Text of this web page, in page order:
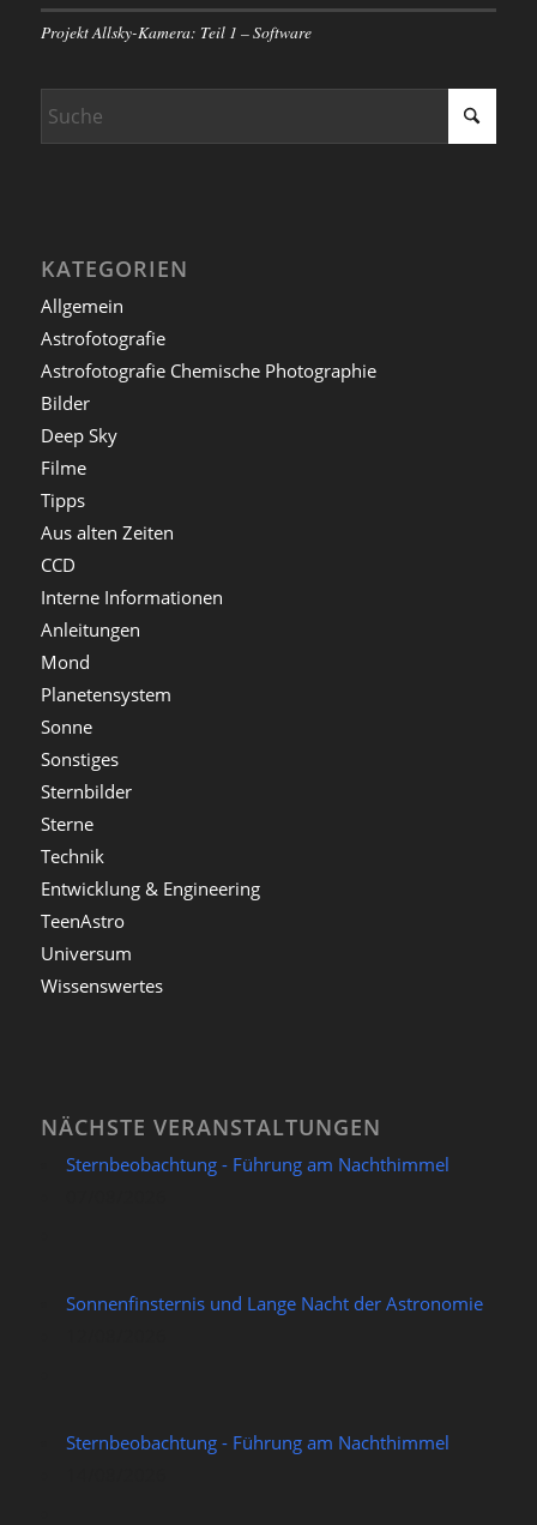
Projekt Allsky-Kamera: Teil 1 – Software
KATEGORIEN
Allgemein
Astrofotografie
Astrofotografie Chemische Photographie
Bilder
Deep Sky
Filme
Tipps
Aus alten Zeiten
CCD
Interne Informationen
Anleitungen
Mond
Planetensystem
Sonne
Sonstiges
Sternbilder
Sterne
Technik
Entwicklung & Engineering
TeenAstro
Universum
Wissenswertes
NÄCHSTE VERANSTALTUNGEN
Sternbeobachtung - Führung am Nachthimmel
Sonnenfinsternis und Lange Nacht der Astronomie
Sternbeobachtung - Führung am Nachthimmel